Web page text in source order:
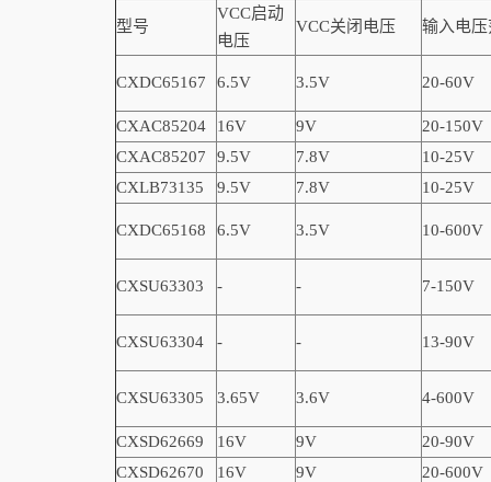
型号
VCC启动
电压
VCC关闭电压 输入电压
CXDC65167 6.5V 3.5V 20-60V
CXAC85204 16V 9V
20-150V
CXAC85207
9.5V 7.8V
10-25V
CXLB73135
9.5V 7.8V 10-25V
CXDC65168 6.5V 3.5V 10-600V
CXSU63303 - - 7-150V
CXSU63304 - - 13-90V
CXSU63305 3.65V 3.6V 4-600V
CXSD62669 16V 9V
20-90V
CXSD62670
16V 9V 20-600V